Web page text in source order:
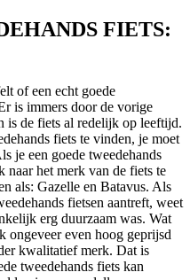
FIETS:
of een echt goede
is immers door de vorige
is de fiets al redelijk op leeftijd.
fiets te vinden, je moet
je een goede tweedehands
naar het merk van de fiets te
als: Gazelle en Batavus. Als
fietsen aantreft, weet
erg duurzaam was. Wat
ongeveer even hoog geprijsd
kwalitatief merk. Dat is
tweedehands fiets kan